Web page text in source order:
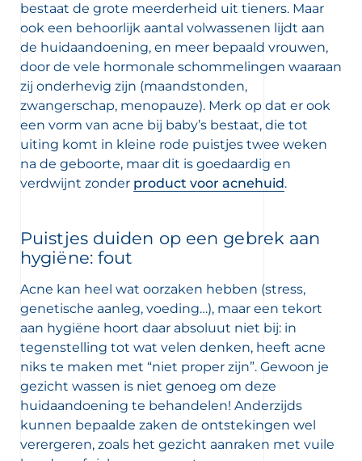
bestaat de grote meerderheid uit tieners. Maar
ook een behoorlijk aantal volwassenen lijdt aan
de huidaandoening, en meer bepaald vrouwen,
door de vele hormonale schommelingen waaraan
zij onderhevig zijn (maandstonden,
zwangerschap, menopauze). Merk op dat er ook
een vorm van acne bij baby’s bestaat, die tot
uiting komt in kleine rode puistjes twee weken
na de geboorte, maar dit is goedaardig en
verdwijnt zonder product voor acnehuid.
Puistjes duiden op een gebrek aan
hygiëne: fout
Acne kan heel wat oorzaken hebben (stress,
genetische aanleg, voeding…), maar een tekort
aan hygiëne hoort daar absoluut niet bij: in
tegenstelling tot wat velen denken, heeft acne
niks te maken met “niet proper zijn”. Gewoon je
gezicht wassen is niet genoeg om deze
huidaandoening te behandelen! Anderzijds
kunnen bepaalde zaken de ontstekingen wel
verergeren, zoals het gezicht aanraken met vuile